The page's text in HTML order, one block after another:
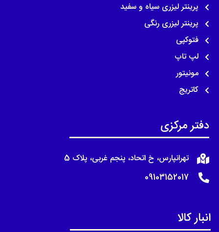
پرینتر لیزری سیاه و سفید
پرینتر لیزری رنگی
فتوکپی
لپ تاپ
مونیتور
کاتریج
دفتر مرکزی
تهرانپارس، خ اتحاد، پنجم غربی، پلاک 5
09103152017
انبار کالا